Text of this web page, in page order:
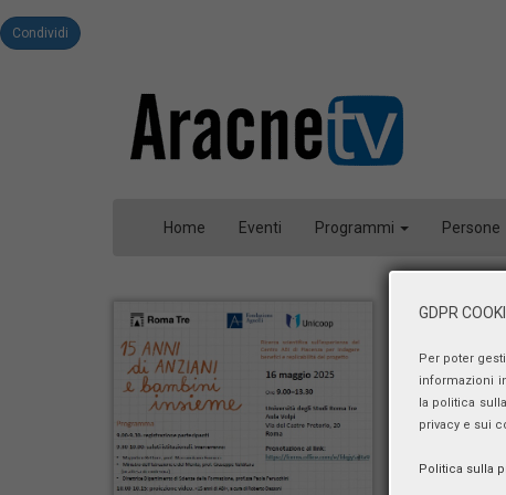
Condividi
Home Eventi Programmi Persone
GDPR
Per poter
informazioni
la politica
privacy e sui
Politica sulla